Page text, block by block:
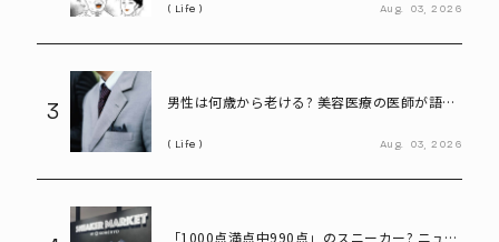
Life Aug. 03, 2026
3
男性は何歳から老ける? 美容医療の医師が語る
Life Aug. 03, 2026
「1000点満点中990点」のスニーカー? ニュー